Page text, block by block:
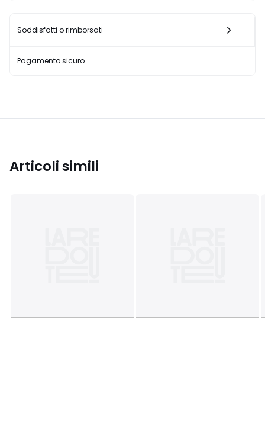
Soddisfatti o rimborsati
Pagamento sicuro
Articoli simili